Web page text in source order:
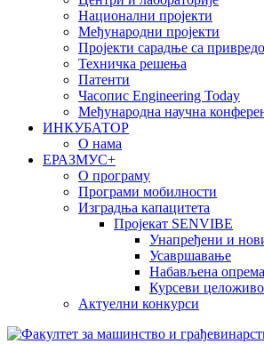
Национални пројекти
Међународни пројекти
Пројекти сарадње са
Техничка решења
Патенти
Часопис Engineering Today
Међународна научна
ИНКУБАТОР
О нама
EРАЗМУС+
О програму
Програми мобилности
Изградња капацитета
Пројекат SENVIBE
Унапређени и
Усавршавање
Набављена опрема
Курсеви
Актуелни конкурси